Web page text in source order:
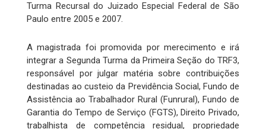
Turma Recursal do Juizado Especial Federal de São
Paulo entre 2005 e 2007.
A magistrada foi promovida por merecimento e irá
integrar a Segunda Turma da Primeira Seção do TRF3,
responsável por julgar matéria sobre contribuições
destinadas ao custeio da Previdência Social, Fundo de
Assistência ao Trabalhador Rural (Funrural), Fundo de
Garantia do Tempo de Serviço (FGTS), Direito Privado,
trabalhista de competência residual, propriedade